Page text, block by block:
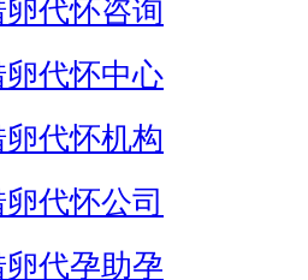
代怀咨询
代怀中心
代怀机构
代怀公司
代孕助孕